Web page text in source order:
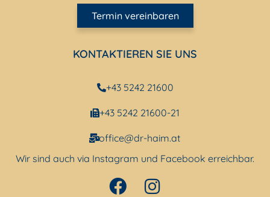
Termin vereinbaren
KONTAKTIEREN SIE UNS
+43 5242 21600
+43 5242 21600-21
office@dr-haim.at
Wir sind auch via Instagram und Facebook erreichbar.